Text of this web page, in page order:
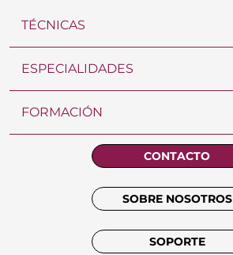
TÉCNICAS
ESPECIALIDADES
FORMACIÓN
CONTACTO
SOBRE NOSOTROS
SOPORTE